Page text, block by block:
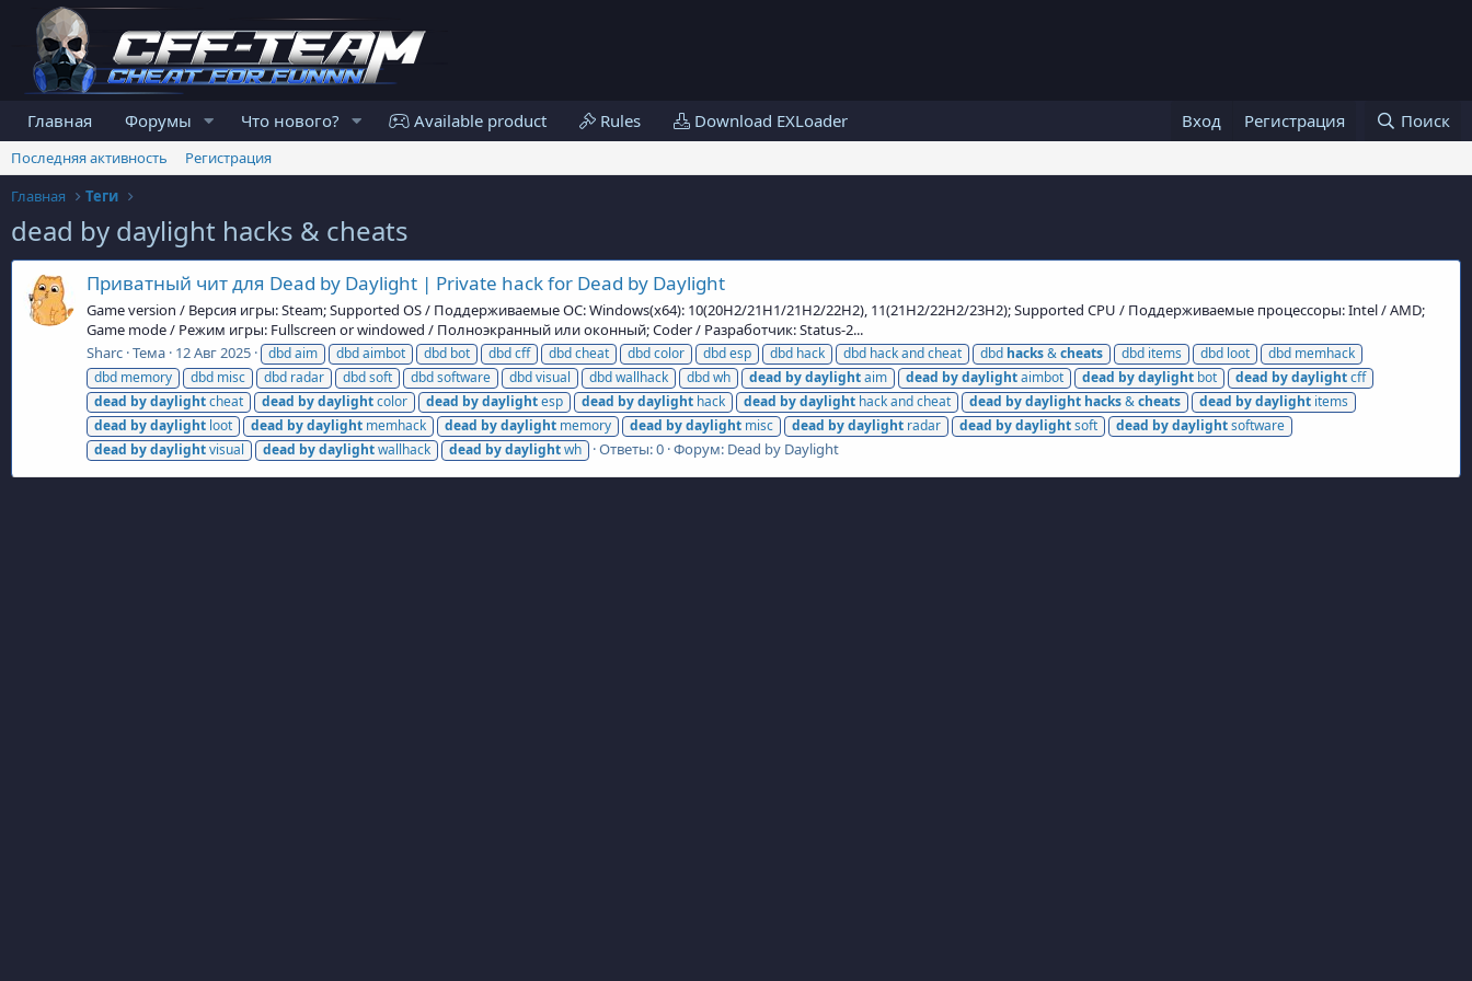
Главная Форумы Что нового? Available product Rules Download EXLoader Вход Регистрация Поиск
Последняя активность
Регистрация
Главная
Теги
dead by daylight hacks & cheats
Приватный чит для Dead by Daylight | Private hack for Dead by Daylight
Game version / Версия игры: Steam; Supported OS / Поддерживаемые ОС: Windows(x64): 10(20H2/21H1/21H2/22H2), 11(21H2/22H2/23H2); Supported CPU / Поддерживаемые процессоры: Intel / AMD;
Game mode / Режим игры: Fullscreen or windowed / Полноэкранный или оконный; Coder / Разработчик: Status-2...
Sharc Тема 12 Авг 2025 dbd aim dbd aimbot dbd bot dbd cff dbd cheat dbd color dbd esp dbd hack dbd hack and cheat dbd hacks&cheats dbd items dbd loot
dbd memhack
dbd memory
dbd misc dbd radar dbd soft dbd software dbd visual dbd wallhack dbd wh dead bydaylightaim dead bydaylightaimbot dead bydaylight bot dead bydaylightcff
dead bydaylightcheat dead bydaylightcolor dead bydaylightesp dead bydaylight hack dead bydaylight hack and cheat dead bydaylight hacks&cheats dead bydaylight items
dead bydaylight loot dead bydaylight memhack dead bydaylight memory dead bydaylight misc dead bydaylight radar dead bydaylightsoft dead bydaylightsoftware
dead bydaylightvisual dead bydaylightwallhack dead bydaylightwh Ответы: 0 Форум: Dead by Daylight